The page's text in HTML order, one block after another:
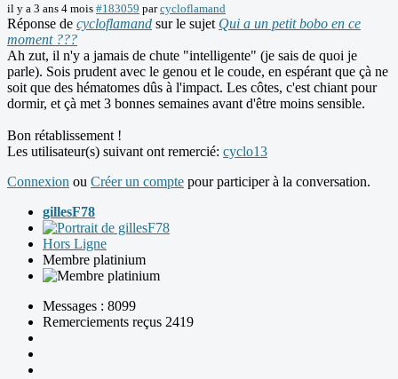
il y a 3 ans 4 mois #183059 parcycloflamand
Réponse de cycloflamand sur le sujet Qui a un petit bobo en ce
moment ???
Ah zut, il n'y a jamais de chute "intelligente" (je sais de quoi je
parle). Sois prudent avec le genou et le coude, en espérant que çà ne
soit que des hématomes dûs à l'impact. Les côtes, c'est chiant pour
dormir, et çà met 3 bonnes semaines avant d'être moins sensible.
Bon rétablissement !
Les utilisateur(s) suivant ont remercié: cyclo13
Connexion ou Créer un compte pour participer à la conversation.
gillesF78
Hors Ligne
Membre platinium
Messages : 8099
Remerciements reçus 2419